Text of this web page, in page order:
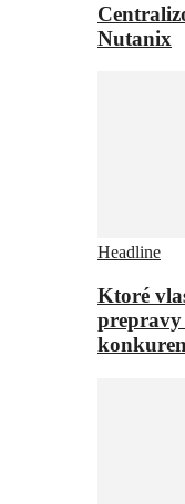
Nutanix
Headline
Ktoré
prepravy